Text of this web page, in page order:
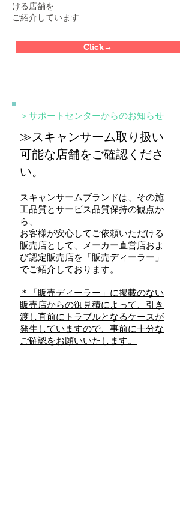
ける店舗を
ご紹介しています
Click→
＞サポートセンターからのお知らせ
≫スキャンサーム取り扱い
可能な店舗をご確認くださ
い。
スキャンサームブランドは、その施
工品質とサービス品質保持の観点か
ら、
お客様が安心してご依頼いただける
販売店として、メーカー直営店およ
び認定販売店を「販売ディーラー」
でご紹介しております。
＊「販売ディーラー」に掲載のない
販売店からの御見積によって、引き
渡し直前にトラブルとなるケースが
発生していますので、事前に十分な
ご確認をお願いいたします。